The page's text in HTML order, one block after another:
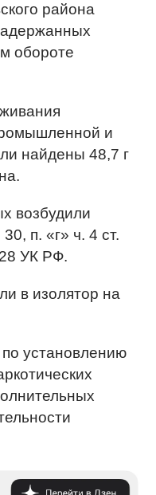
района
обороте
и
найдены 48,7 г
возбудили
п. «г» ч. 4 ст.
УК РФ.
в изолятор на
установлению